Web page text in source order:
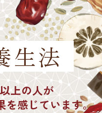
生法
上の人が
を感じています。